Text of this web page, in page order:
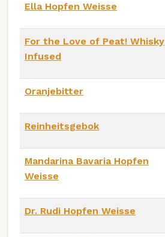
Ella Hopfen Weisse
For the Love of Peat! Whisky
Infused
Oranjebitter
Reinheitsgebok
Mandarina Bavaria Hopfen
Weisse
Dr. Rudi Hopfen Weisse